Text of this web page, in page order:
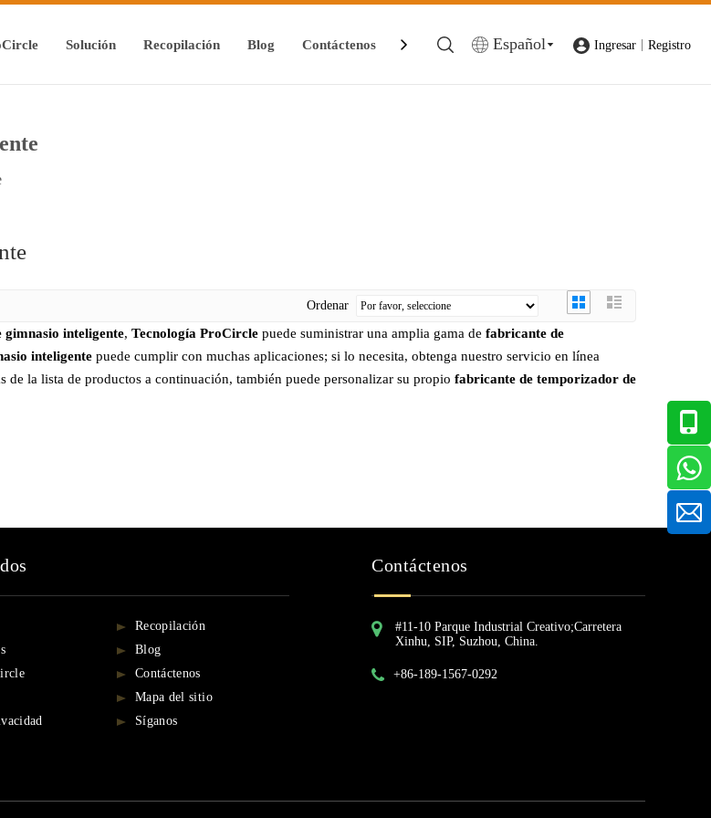
Solución Recopilación Blog Contáctenos Español Ingresar Registro
Ordenar
inteligente, Tecnología ProCircle puede suministrar una amplia gama de fabricante de
inteligente puede cumplir con muchas aplicaciones; si lo necesita, obtenga nuestro servicio en línea
de la lista de productos a continuación, también puede personalizar su propio fabricante de temporizador de
Recopilación
Blog
Contáctenos
Mapa del sitio
Síganos
Contáctenos
#11-10 Parque Industrial Creativo;Carretera
Xinhu, SIP, Suzhou, China.
+86-189-1567-0292